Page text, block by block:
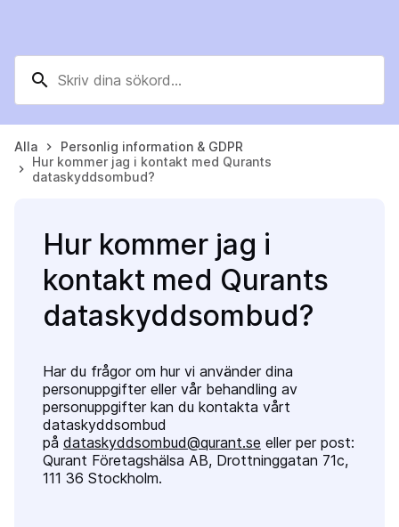
search
Alla keyboard_arrow_right Personlig information & GDPR
keyboard_arrow_right
Hur kommer jag i kontakt med Qurants
dataskyddsombud?
Hur kommer jag i
kontakt med Qurants
dataskyddsombud?
Har du frågor om hur vi använder dina
personuppgifter eller vår behandling av
personuppgifter kan du kontakta vårt
dataskyddsombud
på dataskyddsombud@qurant.se eller per post:
Qurant Företagshälsa AB, Drottninggatan 71c,
111 36 Stockholm.